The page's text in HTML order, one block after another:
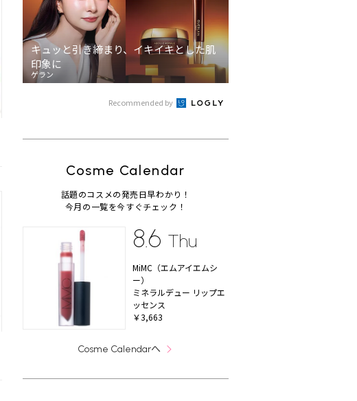
キュッと引き締まり、イキイキとした肌
印象に
ゲラン
Recommended by
Cosme Calendar
話題のコスメの発売日早わかり！
今月の一覧を今すぐチェック！
8.6 Thu
MiMC（エムアイエムシ
ー）
ミネラルデュー リップエ
ッセンス
￥3,663
Cosme Calendarへ